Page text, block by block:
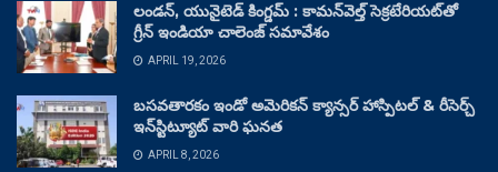
లండన్, యునైటెడ్ కింగ్డమ్ : కామన్‌వెల్త్ సెక్రటేరియట్‌తో
గ్రీన్ ఇండియా చాలెంజ్ సమావేశం
APRIL 19, 2026
బసవతారకం ఇండో అమెరికన్ క్యాన్సర్ హాస్పిటల్ & రీసెర్చ్
ఇన్‌స్టిట్యూట్ వారి ఘనత
APRIL 8, 2026